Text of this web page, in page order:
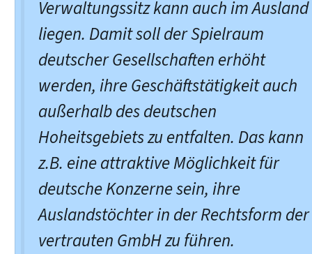
Verwaltungssitz kann auch im Ausland
liegen. Damit soll der Spielraum
deutscher Gesellschaften erhöht
werden, ihre Geschäftstätigkeit auch
außerhalb des deutschen
Hoheitsgebiets zu entfalten. Das kann
z.B. eine attraktive Möglichkeit für
deutsche Konzerne sein, ihre
Auslandstöchter in der Rechtsform der
vertrauten GmbH zu führen.